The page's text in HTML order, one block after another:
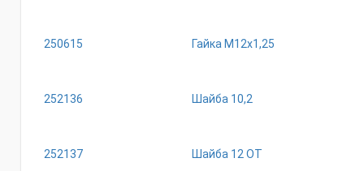
250615 Гайка М12х1,25
252136 Шайба 10,2
252137 Шайба 12 ОТ